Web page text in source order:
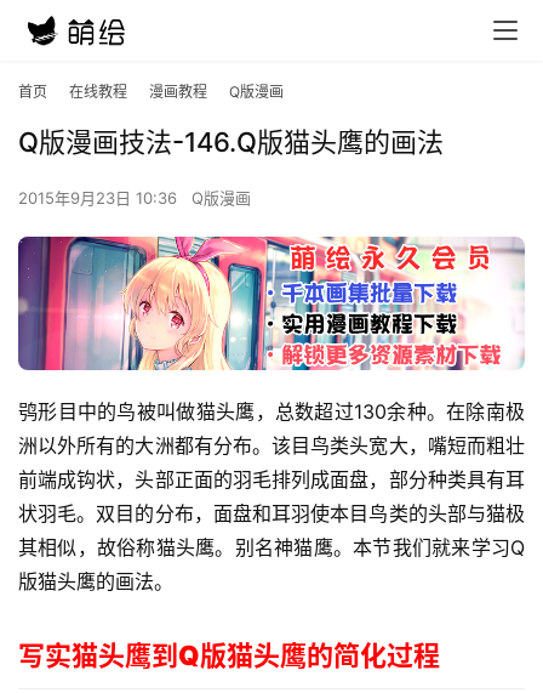
首页 在线教程 漫画教程 Q版漫画
Q版漫画技法-146.Q版猫头鹰的画法
2015年9月23日 10:36 Q版漫画
鸮形目中的鸟被叫做猫头鹰，总数超过130余种。在除南极
洲以外所有的大洲都有分布。该目鸟类头宽大，嘴短而粗壮
前端成钩状，头部正面的羽毛排列成面盘，部分种类具有耳
状羽毛。双目的分布，面盘和耳羽使本目鸟类的头部与猫极
其相似，故俗称猫头鹰。别名神猫鹰。本节我们就来学习Q
版猫头鹰的画法。
写实猫头鹰到Q版猫头鹰的简化过程